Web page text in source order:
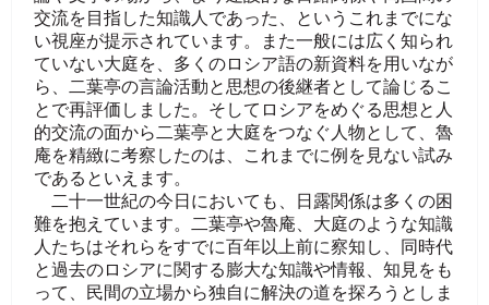
交流を目指した知識人であった、というこれまでにな
い視座が提示されています。また一般には広く知られ
ていない大庭を、多くのロシア語の新資料を用いなが
ら、二葉亭の言論活動と思想の後継者として論じるこ
とで再評価しました。そしてロシアをめぐる思想と人
的交流の面から二葉亭と大庭をつなぐ人物として、魯
庵を精緻に考察したのは、これまでに例を見ない試み
であるといえます。
二十一世紀の今日においても、日露関係は多くの困
難を抱えています。二葉亭や魯庵、大庭のような知識
人たちはそれらをすでに百年以上前に察知し、同時代
と過去のロシアに関する膨大な知識や情報、知見をも
って、民間の立場から独自に解決の道を探ろうとしま